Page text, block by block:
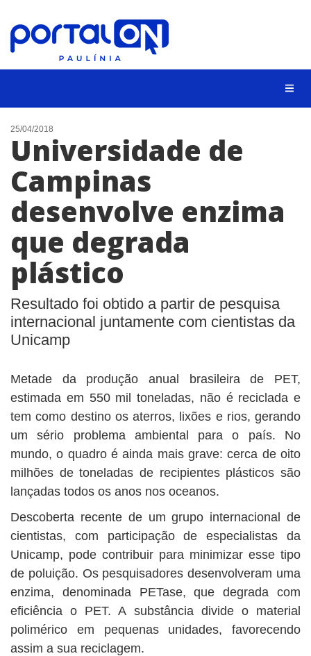
CIDADES
EVENTOS
EMPREGO
ANIVERSÁRIO DAS CIDADES
ANUNCIE
CONTATO
25/04/2018
Universidade de
Campinas
desenvolve enzima
que degrada
plástico
Resultado foi obtido a partir de pesquisa
internacional juntamente com cientistas da
Unicamp
Metade da produção anual brasileira de PET,
estimada em 550 mil toneladas, não é reciclada e
tem como destino os aterros, lixões e rios, gerando
um sério problema ambiental para o país. No
mundo, o quadro é ainda mais grave: cerca de oito
milhões de toneladas de recipientes plásticos são
lançadas todos os anos nos oceanos.
Descoberta recente de um grupo internacional de
cientistas, com participação de especialistas da
Unicamp, pode contribuir para minimizar esse tipo
de poluição. Os pesquisadores desenvolveram uma
enzima, denominada PETase, que degrada com
eficiência o PET. A substância divide o material
polimérico em pequenas unidades, favorecendo
assim a sua reciclagem.